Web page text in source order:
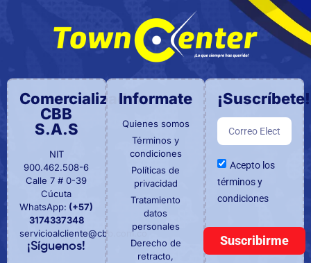
Comercializadora
CBB
S.A.S
NIT
900.462.508-6
Calle 7 # 0-39
Cúcuta
WhatsApp: (+57)
3174337348
servicioalcliente@cbb.com.co
¡Síguenos!
Informate
Quienes somos
Términos y
condiciones
Políticas de
privacidad
Tratamiento
datos
personales
Derecho de
retracto,
¡Suscríbete!
Acepto los
términos y
condiciones
Suscribirme